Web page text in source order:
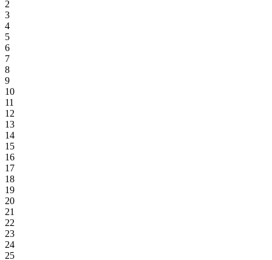
2
3
4
5
6
7
8
9
10
11
12
13
14
15
16
17
18
19
20
21
22
23
24
25